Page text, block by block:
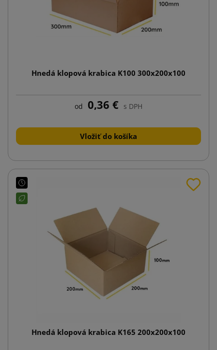
Hnedá klopová krabica K100 300x200x100
od 0,36 € s DPH
Vložiť do košíka
Hnedá klopová krabica K165 200x200x100